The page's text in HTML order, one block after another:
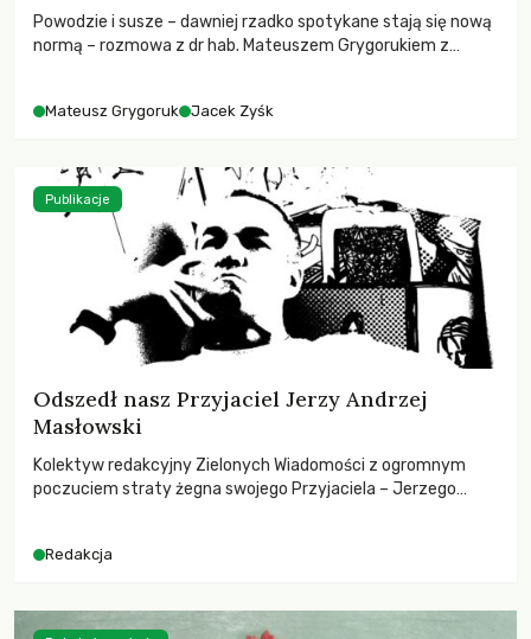
Powodzie i susze – dawniej rzadko spotykane stają się nową
normą – rozmowa z dr hab. Mateuszem Grygorukiem z
Mateusz Grygoruk Jacek Zyśk
Odszedł nasz Przyjaciel Jerzy Andrzej
Masłowski
Kolektyw redakcyjny Zielonych Wiadomości z ogromnym
poczuciem straty żegna swojego Przyjaciela – Jerzego
Redakcja
Publikacje